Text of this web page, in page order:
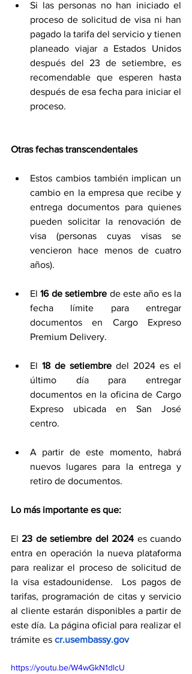
Si las personas no han iniciado el
proceso de solicitud de visa ni han
pagado la tarifa del servicio y tienen
planeado viajar a Estados Unidos
después del 23 de setiembre, es
recomendable que esperen hasta
después de esa fecha para iniciar el
proceso.
Otras fechas transcendentales
Estos cambios también implican un
cambio en la empresa que recibe y
entrega documentos para quienes
pueden solicitar la renovación de
visa (personas cuyas visas se
vencieron hace menos de cuatro
años).
El 16 de setiembre de este año es la
fecha límite para entregar
documentos en Cargo Expreso
Premium Delivery.
El 18 de setiembre del 2024 es el
último día para entregar
documentos en la oficina de Cargo
Expreso ubicada en San José
centro.
A partir de este momento, habrá
nuevos lugares para la entrega y
retiro de documentos.
Lo más importante es que:
El 23 de setiembre del 2024 es cuando
entra en operación la nueva plataforma
para realizar el proceso de solicitud de
la visa estadounidense.  Los pagos de
tarifas, programación de citas y servicio
al cliente estarán disponibles a partir de
este día. La página oficial para realizar el
trámite es cr.usembassy.gov
https://youtu.be/W4wGkN1dlcU